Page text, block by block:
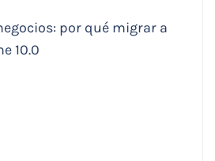
por qué migrar a
10.0